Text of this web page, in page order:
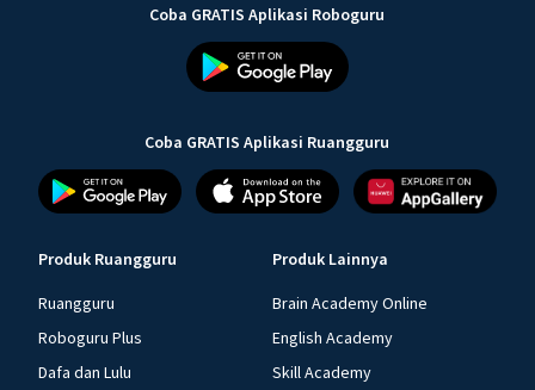
Coba GRATIS Aplikasi Roboguru
Coba GRATIS Aplikasi Ruangguru
Produk Ruangguru
Ruangguru
Roboguru Plus
Dafa dan Lulu
Produk Lainnya
Brain Academy Online
English Academy
Skill Academy